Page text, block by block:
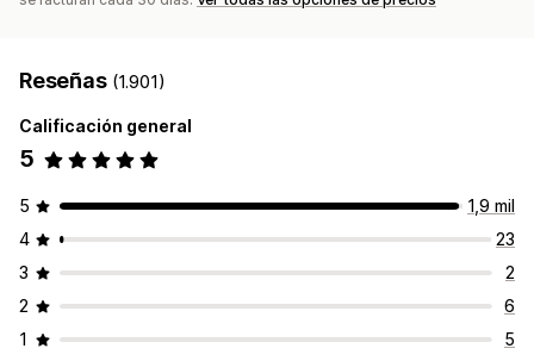
Reseñas (1.901)
Calificación general
5
5
1,9 mil
4
23
3
2
2
6
1
5